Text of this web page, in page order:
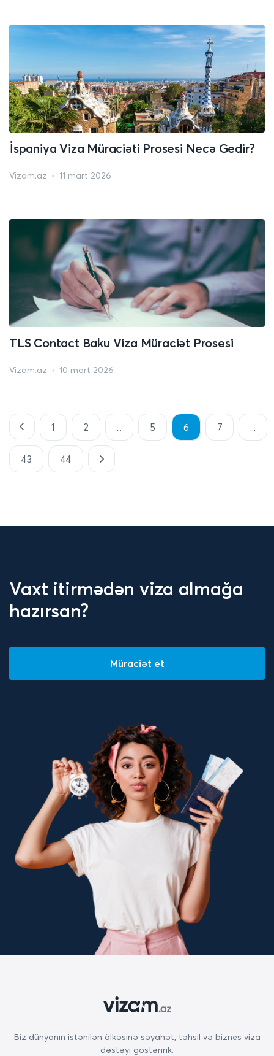
İspaniya Viza Müraciəti Prosesi Necə Gedir?
Vizam.az 11 mart 2026
TLS Contact Baku Viza Müraciət Prosesi
Vizam.az 10 mart 2026
1 2 ... 5 6 7 ...
43 44
Vaxt itirmədən viza almağa
hazırsan?
Müraciət et
Biz dünyanın istənilən ölkəsinə səyahət, təhsil və biznes viza
dəstəyi göstəririk.